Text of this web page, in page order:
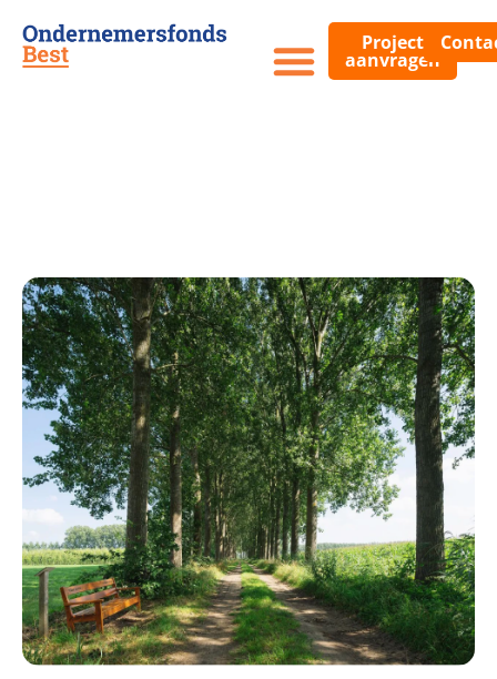
Project
aanvragen